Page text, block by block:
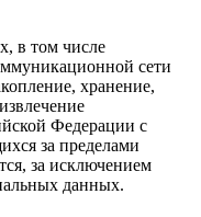
в том числе
сети
хранение,
Федерации с
за пределами
за исключением
данных.